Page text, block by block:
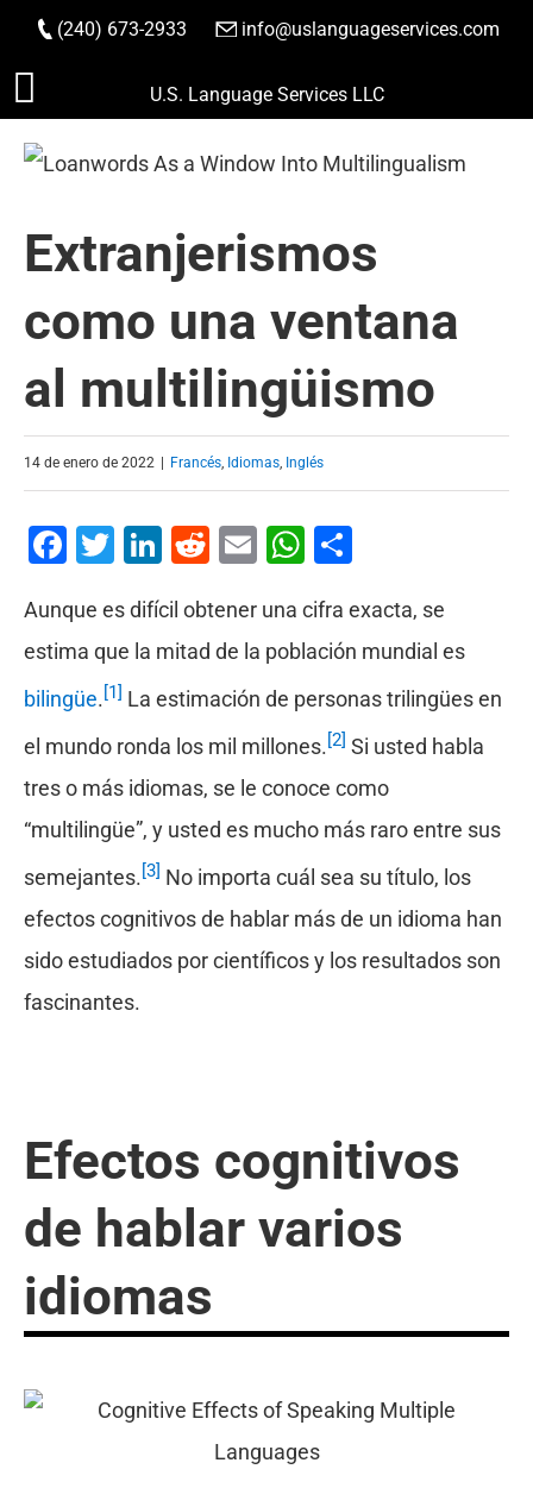
Saltar
contenido
(240) 673-2933 info@uslanguageservices.com
HACER PEDIDO
U.S. Language Services LLC
Extranjerismos
como una ventana
al multilingüismo
14 de enero de 2022 Francés, Idiomas, Inglés
Facebook
Twitter
LinkedIn
Reddit
EmailWhatsApp
Aunque es difícil obtener una cifra exacta, se
estima que la mitad de la población mundial es
bilingüe.[1] La estimación de personas trilingües en
el mundo ronda los mil millones.[2] Si usted habla
tres o más idiomas, se le conoce como
“multilingüe”, y usted es mucho más raro entre sus
semejantes.[3] No importa cuál sea su título, los
efectos cognitivos de hablar más de un idioma han
sido estudiados por científicos y los resultados son
fascinantes.
Efectos cognitivos
de hablar varios
idiomas